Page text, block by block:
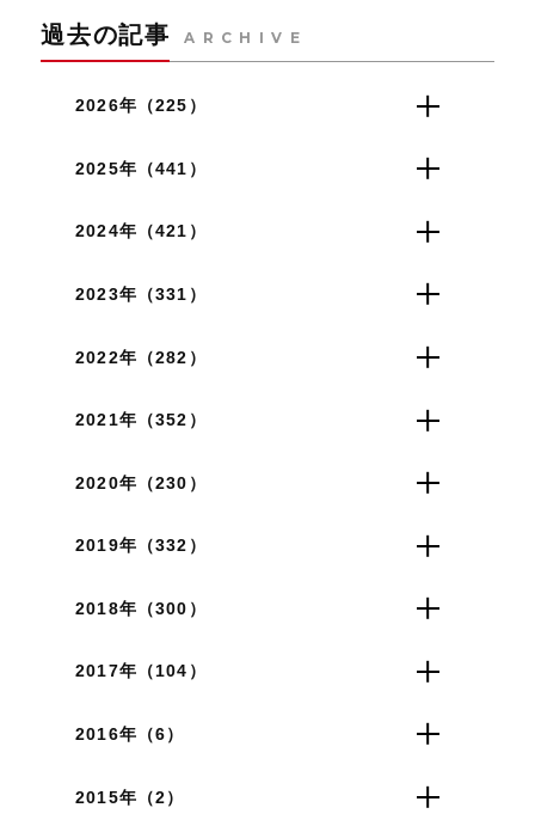
過去の記事 ARCHIVE
2026年（225）
2025年（441）
2024年（421）
2023年（331）
2022年（282）
2021年（352）
2020年（230）
2019年（332）
2018年（300）
2017年（104）
2016年（6）
2015年（2）